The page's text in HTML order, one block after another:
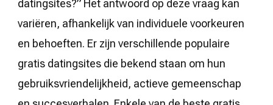
datingsites?” Het antwoord op deze vraag kan
variëren, afhankelijk van individuele voorkeuren
en behoeften. Er zijn verschillende populaire
gratis datingsites die bekend staan om hun
gebruiksvriendelijkheid, actieve gemeenschap